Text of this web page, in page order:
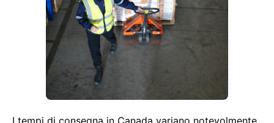
I tempi di consegna in Canada variano notevolmente